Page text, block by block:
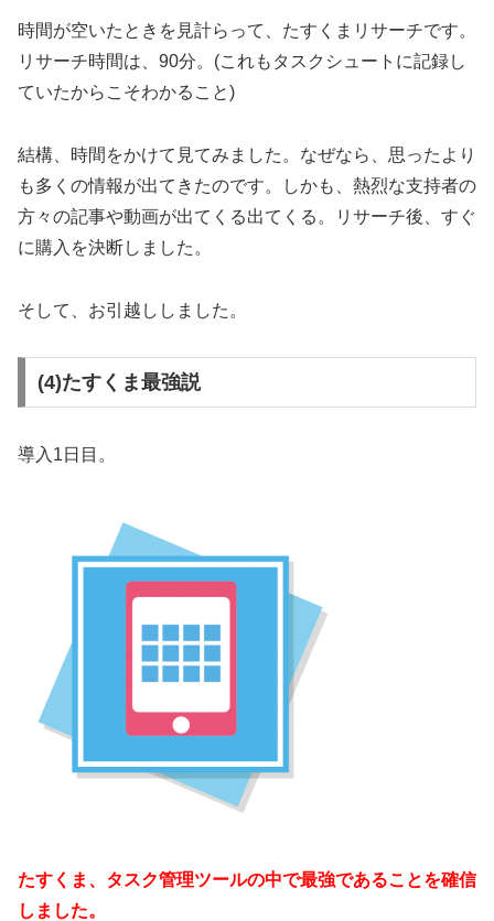
時間が空いたときを見計らって、たすくまリサーチです。
リサーチ時間は、90分。(これもタスクシュートに記録し
ていたからこそわかること)
結構、時間をかけて見てみました。なぜなら、思ったより
も多くの情報が出てきたのです。しかも、熱烈な支持者の
方々の記事や動画が出てくる出てくる。リサーチ後、すぐ
に購入を決断しました。
そして、お引越ししました。
(4)たすくま最強説
導入1日目。
たすくま、タスク管理ツールの中で最強であることを確信
しました。